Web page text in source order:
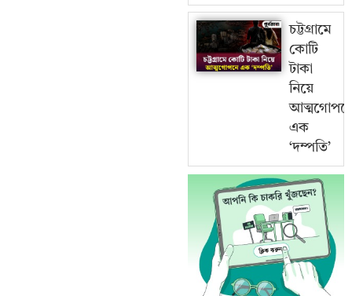
চট্টগ্রামে
কোটি
টাকা
নিয়ে
এক
‘দম্পতি’